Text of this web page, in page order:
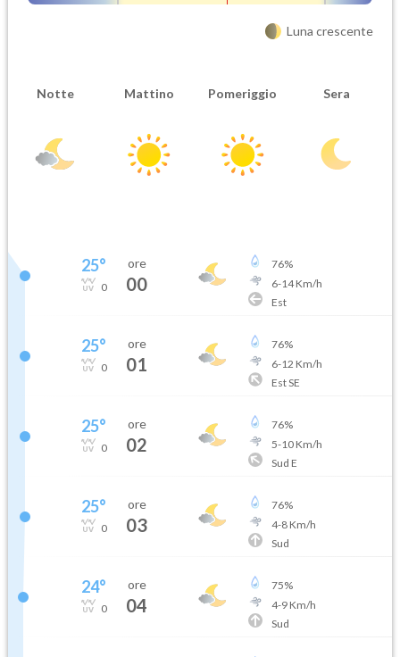
Luna crescente
Notte Mattino Pomeriggio Sera
25°
0
ore
00
76%
6-14Km/h
Est
25°
0
ore
01
76%
6-12 Km/h
Est SE
25°
0
ore
02
76%
5-10Km/h
Sud E
25°
0
ore
03
76%
4-8Km/h
Sud
24°
0
ore
04
75%
4-9Km/h
Sud